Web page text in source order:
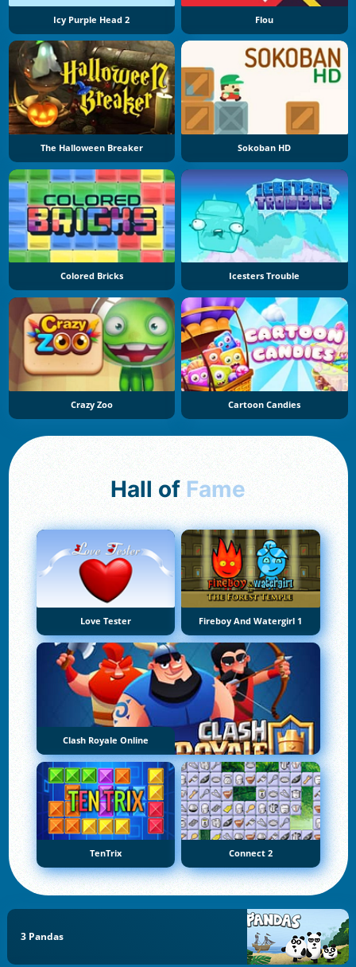
Icy Purple Head 2 Flou
The Halloween Breaker Sokoban HD
Colored Bricks Icesters Trouble
Crazy Zoo Cartoon Candies
Hall of Fame
Love Tester Fireboy And Watergirl 1
Clash Royale Online
TenTrix Connect 2
3 Pandas